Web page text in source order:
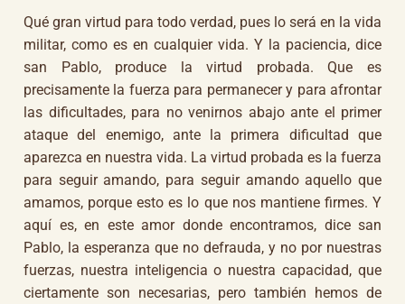
Qué gran virtud para todo verdad, pues lo será en la vida
militar, como es en cualquier vida. Y la paciencia, dice
san Pablo, produce la virtud probada. Que es
precisamente la fuerza para permanecer y para afrontar
las dificultades, para no venirnos abajo ante el primer
ataque del enemigo, ante la primera dificultad que
aparezca en nuestra vida. La virtud probada es la fuerza
para seguir amando, para seguir amando aquello que
amamos, porque esto es lo que nos mantiene firmes. Y
aquí es, en este amor donde encontramos, dice san
Pablo, la esperanza que no defrauda, y no por nuestras
fuerzas, nuestra inteligencia o nuestra capacidad, que
ciertamente son necesarias, pero también hemos de